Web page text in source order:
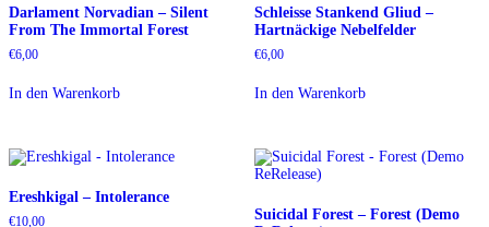
Darlament Norvadian – Silent
From The Immortal Forest
€6,00
In den Warenkorb
Schleisse Stankend Gliud –
Hartnäckige Nebelfelder
€6,00
In den Warenkorb
Ereshkigal – Intolerance
€10,00
Suicidal Forest – Forest (Demo